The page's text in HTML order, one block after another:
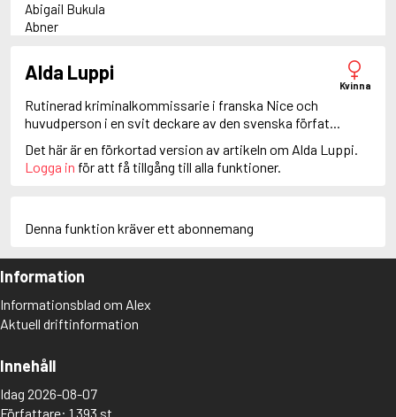
Abigail Bukula
Abner
Adam Fawley
Adamsberg
Adelia Aguilar
Adrian Roca
Alan Banks
Alan Grant
Albert Campion
Alex Cross
Alex Delaware
Alex McKnight
Alex Morrow
Alex Recht
Alix London
Am Hunter
Amanda Pharrell
Alda Luppi
Kvinna
Rutinerad kriminalkommissarie i franska Nice och
huvudperson i en svit deckare av den svenska förfat...
Det här är en förkortad version av artikeln om Alda Luppi.
Logga in för att få tillgång till alla funktioner.
Denna funktion kräver ett abonnemang
Information
Informationsblad om Alex
Aktuell driftinformation
Innehåll
Idag 2026-08-07
Författare: 1 393 st